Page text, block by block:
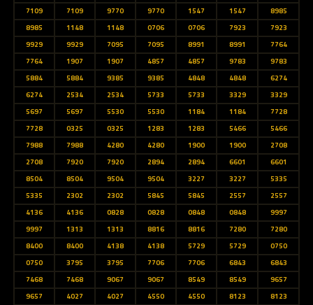
7109
7109 9770 9770 1547 1547
8985
8985
1148 1148 0706 0706 7923
7923
9929
9929 7095 7095 8991 8991
7764
7764
1907 1907 4857 4857 9783
9783
5884
5884 9385 9385 4848 4848
6274
6274
2534 2534 5733 5733 3329
3329
5697
5697 5530 5530 1184 1184
7728
7728
0325 0325 1283 1283 5466
5466
7988
7988 4280 4280 1900 1900
2708
2708
7920 7920 2894 2894 6601
6601
8504
8504 9504 9504 3227 3227
5335
5335
2302 2302 5845 5845 2557
2557
4136
4136 0828 0828 0848 0848
9997
9997
1313 1313 8816 8816 7280
7280
8400
8400 4138 4138 5729 5729
0750
0750
3795 3795 7706 7706 6843
6843
7468
7468 9067 9067 8549 8549
9657
9657
4027 4027 4550 4550 8123
8123